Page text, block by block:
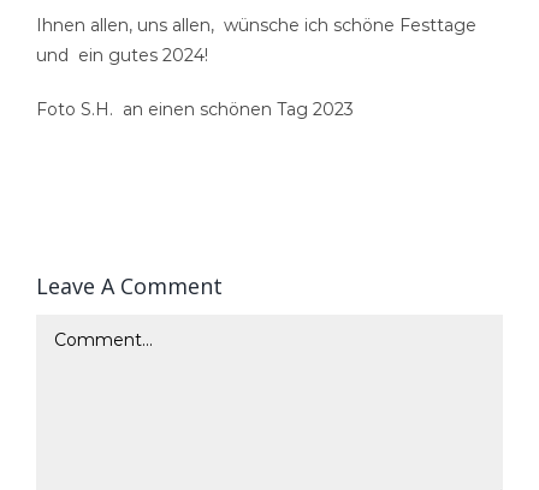
Ihnen allen, uns allen, wünsche ich schöne Festtage
und ein gutes 2024!
Foto S.H. an einen schönen Tag 2023
Leave A Comment
Comment